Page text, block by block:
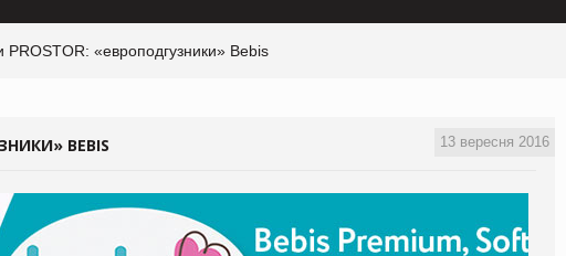
«европодгузники» Bebis
13 вересня 2016
BEBIS